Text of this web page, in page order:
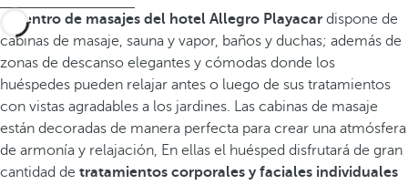
centro de masajes del hotel Allegro Playacar dispone de
cabinas de masaje, sauna y vapor, baños y duchas; además de
zonas de descanso elegantes y cómodas donde los
huéspedes pueden relajar antes o luego de sus tratamientos
con vistas agradables a los jardines. Las cabinas de masaje
están decoradas de manera perfecta para crear una atmósfera
de armonía y relajación, En ellas el huésped disfrutará de gran
cantidad de tratamientos corporales y faciales individuales